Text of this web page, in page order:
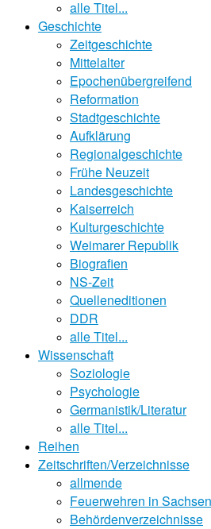
alle Titel...
Geschichte
Zeitgeschichte
Mittelalter
Epochenübergreifend
Reformation
Stadtgeschichte
Aufklärung
Regionalgeschichte
Frühe Neuzeit
Landesgeschichte
Kaiserreich
Kulturgeschichte
Weimarer Republik
Biografien
NS-Zeit
Quelleneditionen
DDR
alle Titel...
Wissenschaft
Soziologie
Psychologie
Germanistik/Literatur
alle Titel...
Reihen
Zeitschriften/Verzeichnisse
allmende
Feuerwehren in
Behördenverzeichnisse